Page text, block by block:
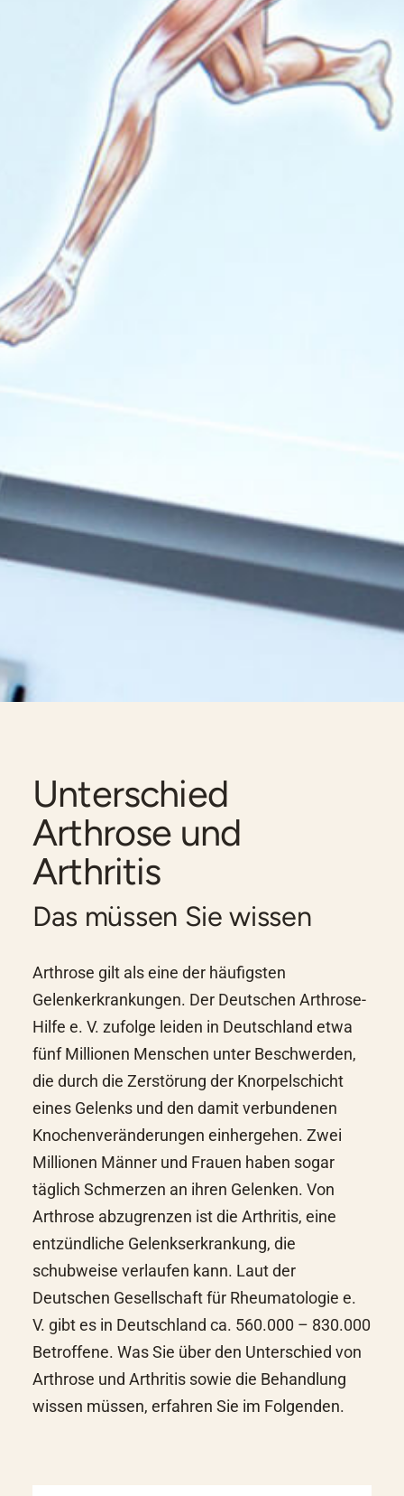
Unterschied
Arthrose und
Arthritis
Das müssen Sie wissen
Arthrose gilt als eine der häufigsten
Gelenkerkrankungen. Der Deutschen Arthrose-
Hilfe e. V. zufolge leiden in Deutschland etwa
fünf Millionen Menschen unter Beschwerden,
die durch die Zerstörung der Knorpelschicht
eines Gelenks und den damit verbundenen
Knochenveränderungen einhergehen. Zwei
Millionen Männer und Frauen haben sogar
täglich Schmerzen an ihren Gelenken. Von
Arthrose abzugrenzen ist die Arthritis, eine
entzündliche Gelenkserkrankung, die
schubweise verlaufen kann. Laut der
Deutschen Gesellschaft für Rheumatologie e.
V. gibt es in Deutschland ca. 560.000 – 830.000
Betroffene. Was Sie über den Unterschied von
Arthrose und Arthritis sowie die Behandlung
wissen müssen, erfahren Sie im Folgenden.